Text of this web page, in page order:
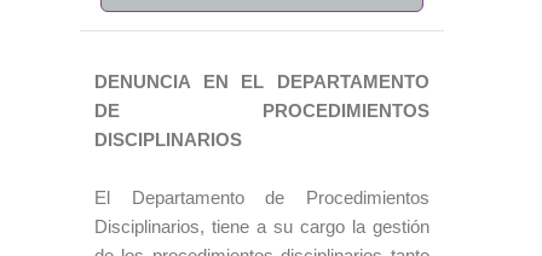
DENUNCIA EN EL DEPARTAMENTO
DE PROCEDIMIENTOS
DISCIPLINARIOS
El Departamento de Procedimientos
Disciplinarios, tiene a su cargo la gestión